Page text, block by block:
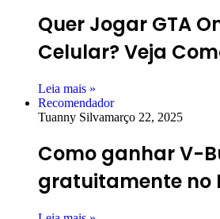
Quer Jogar GTA
Celular? Veja
Leia mais »
Recomendador
Tuanny Silvamarço 22, 2025
Como ganhar V-
gratuitamente no